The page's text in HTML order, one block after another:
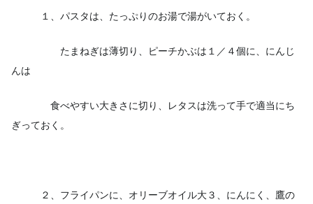
１、パスタは、たっぷりのお湯で湯がいておく。
たまねぎは薄切り、ピーチかぶは１／４個に、にんじ
んは
食べやすい大きさに切り、レタスは洗って手で適当にち
ぎっておく。
２、フライパンに、オリーブオイル大３、にんにく、鷹の